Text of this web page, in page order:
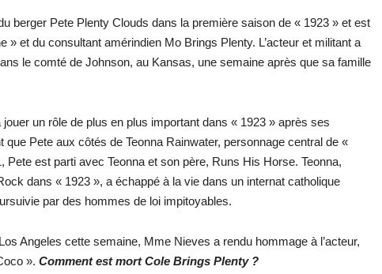
berger Pete Plenty Clouds dans la première saison de « 1923 » et est
» et du consultant amérindien Mo Brings Plenty. L’acteur et militant a
le comté de Johnson, au Kansas, une semaine après que sa famille
un rôle de plus en plus important dans « 1923 » après ses
que Pete aux côtés de Teonna Rainwater, personnage central de «
Pete est parti avec Teonna et son père, Runs His Horse. Teonna,
dans « 1923 », a échappé à la vie dans un internat catholique
par des hommes de loi impitoyables.
Angeles cette semaine, Mme Nieves a rendu hommage à l’acteur,
». Comment est mort Cole Brings Plenty ?